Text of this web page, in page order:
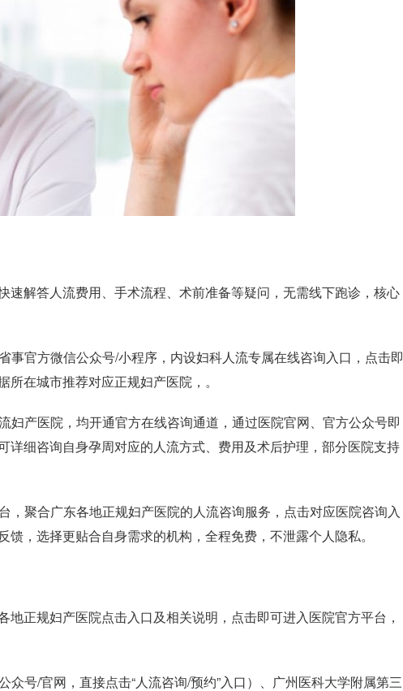
解答人流费用、手术流程、术前准备等疑问，无需线下跑诊，核心
事官方微信公众号/小程序，内设妇科人流专属在线咨询入口，点击即
在城市推荐对应正规妇产医院，。
产医院，均开通官方在线咨询通道，通过医院官网、官方公众号即
细咨询自身孕周对应的人流方式、费用及术后护理，部分医院支持
聚合广东各地正规妇产医院的人流咨询服务，点击对应医院咨询入
，选择更贴合自身需求的机构，全程免费，不泄露个人隐私。
正规妇产医院点击入口及相关说明，点击即可进入医院官方平台，
众号/官网，直接点击“人流咨询/预约”入口）、广州医科大学附属第三